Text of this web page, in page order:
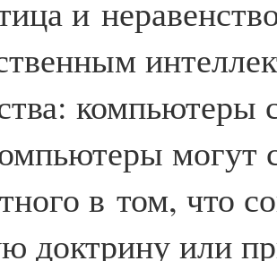
и
могут
в том, что
доктрину или